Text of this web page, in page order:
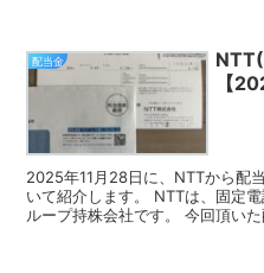
配当金
【
2025年11月28日に、NTTから配
いて紹介します。 NTTは、固定
ループ持株会社です。 今回頂い